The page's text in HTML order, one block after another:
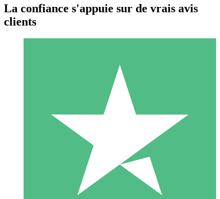
Packs de Crédits Individuels
Payez à l'utilisation avec des crédits de téléchargement. Sans
1 Téléchargement
10 00
La confiance s'appuie sur de vrais avis
clients